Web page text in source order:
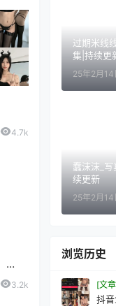
4.7k
3.2k
过期米线
集|持续更
25年2月14
蠢沫沫_
续更新
25年2月14
浏览历史
[文
抖